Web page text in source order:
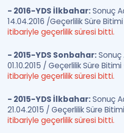
- 2016-YDS İlkbahar:Sonuç
14.04.2016 /Geçerlilik Süre
itibariyle geçerlilik süresi bitti.
- 2015-YDS Sonbahar:Sonuç
01.10.2015 / Geçerlilik Süre Bitimi
itibariyle geçerlilik süresi bitti.
- 2015-YDS İlkbahar:Sonuç
21.04.2015 / Geçerlilik Süre
itibariyle geçerlilik süresi bitti.